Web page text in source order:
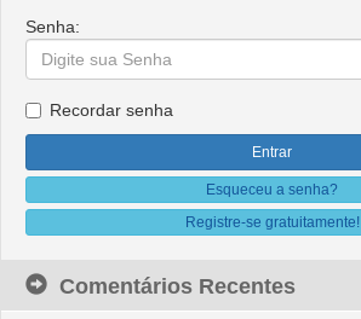
Senha:
Recordar senha
Esqueceu a senha?
Registre-se gratuitamente!
Comentários Recentes